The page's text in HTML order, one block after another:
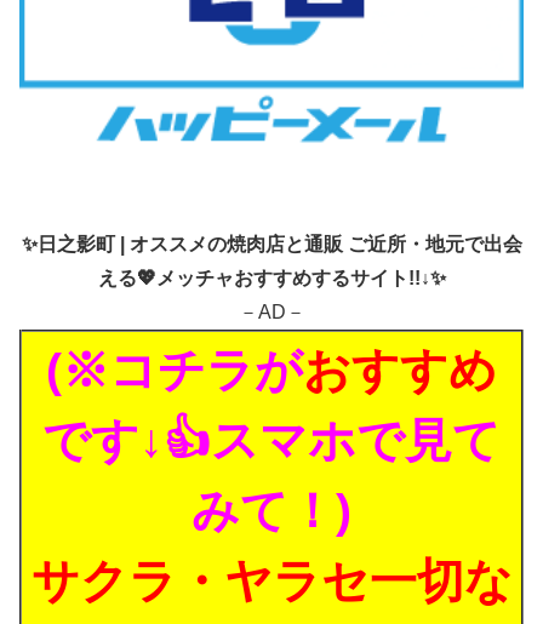
✨日之影町 | オススメの焼肉店と通販 ご近所・地元で出会
える💖メッチャおすすめするサイト!!↓✨
－AD－
(※コチラがおすすめ
です↓👍スマホで見て
みて！)
サクラ・ヤラセ一切な